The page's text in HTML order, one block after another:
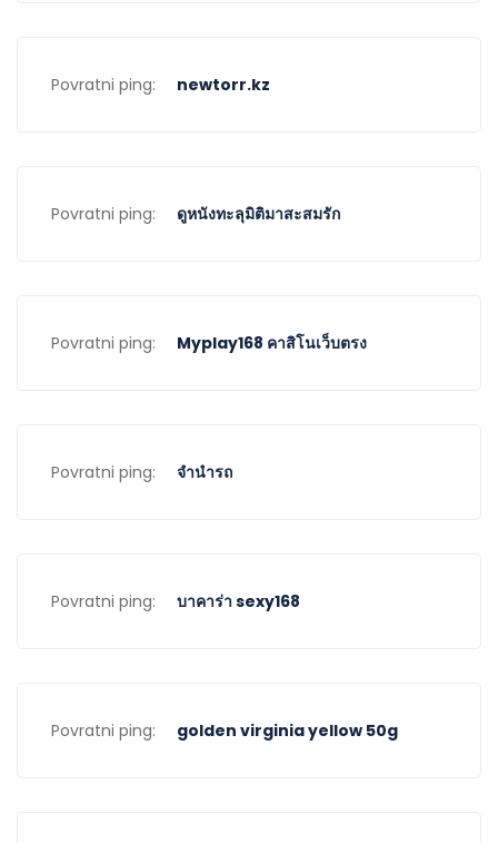
Povratni ping: newtorr.kz
Povratni ping: ดูหนังทะลุมิติมาสะสมรัก
Povratni ping: Myplay168 คาสิโนเว็บตรง
Povratni ping: จำนำรถ
Povratni ping: บาคาร่า sexy168
Povratni ping: golden virginia yellow 50g